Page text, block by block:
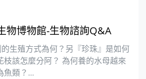
物博物館-生物諮詢Q&A
生殖方式為何？另『珍珠』是如何
枝該怎麼分阿？ 為何養的水母越來
魚類？...